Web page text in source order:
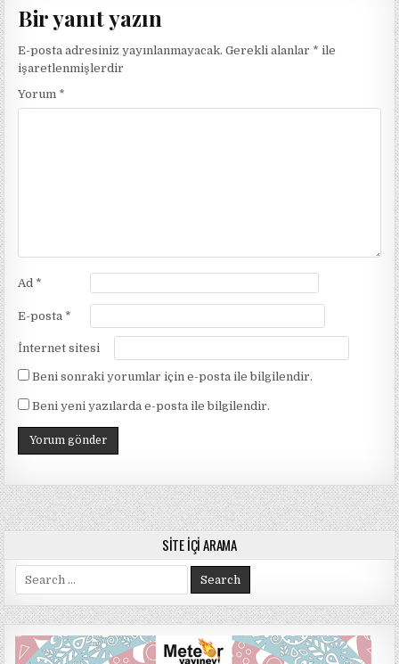
Bir yanıt yazın
E-posta adresiniz yayınlanmayacak. Gerekli alanlar * ile
işaretlenmişlerdir
Yorum *
Ad *
E-posta *
İnternet sitesi
Beni sonraki yorumlar için e-posta ile bilgilendir.
Beni yeni yazılarda e-posta ile bilgilendir.
SITE İÇI ARAMA
Search
for: